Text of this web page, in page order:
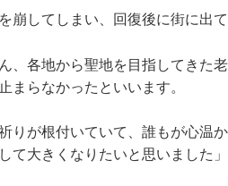
崩してしまい、回復後に街に出
、各地から聖地を目指してきた
まらなかったといいます。
りが根付いていて、誰もが心温
て大きくなりたいと思いました」